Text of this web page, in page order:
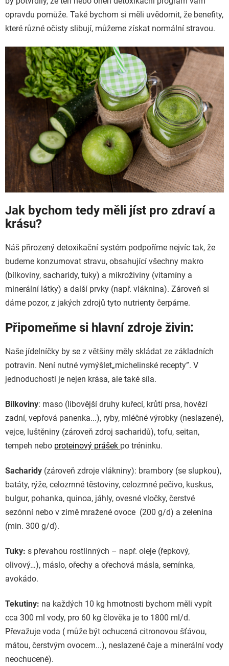
opravdu pomůže. Také bychom si měli uvědomit, že benefity,
které různé očisty slibují, můžeme získat normální stravou.
Jak bychom tedy měli jíst pro zdraví a
krásu?
Náš přirozený detoxikační systém podpoříme nejvíc tak, že
budeme konzumovat stravu, obsahující všechny makro
(bílkoviny, sacharidy, tuky) a mikroživiny (vitamíny a
minerální látky) a další prvky (např. vláknina). Zároveň si
dáme pozor, z jakých zdrojů tyto nutrienty čerpáme.
Připomeňme si hlavní zdroje živin:
Naše jídelníčky by se z většiny měly skládat ze základních
potravin. Není nutné vymýšlet„michelinské recepty”. V
jednoduchosti je nejen krása, ale také síla.
Bílkoviny: maso (libovější druhy kuřecí, krůtí prsa, hovězí
zadní, vepřová panenka...), ryby, mléčné výrobky (neslazené),
vejce, luštěniny (zároveň zdroj sacharidů), tofu, seitan,
tempeh nebo proteinový prášek po tréninku.
Sacharidy (zároveň zdroje vlákniny): brambory (se slupkou),
batáty, rýže, celozrnné těstoviny, celozrnné pečivo, kuskus,
bulgur, pohanka, quinoa, jáhly, ovesné vločky, čerstvé
sezónní nebo v zimě mražené ovoce (200 g/d) a zelenina
(min. 300 g/d).
Tuky: s převahou rostlinných – např. oleje (řepkový,
olivový…), máslo, ořechy a ořechová másla, semínka,
avokádo.
Tekutiny: na každých 10 kg hmotnosti bychom měli vypít
cca 300 ml vody, pro 60 kg člověka je to 1800 ml/d.
Převažuje voda ( může být ochucená citronovou šťávou,
mátou, čerstvým ovocem...), neslazené čaje a minerální vody
neochucené).